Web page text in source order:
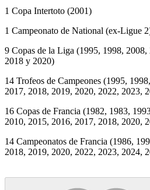
1 Copa Intertoto (2001)
1 Campeonato de National (ex-Ligue
9 Copas de la Liga (1995, 1998,
2018 y 2020)
14 Trofeos de Campeones (1995,
2017, 2018, 2019, 2020, 2022, 2023,
16 Copas de Francia (1982, 1983,
2010, 2015, 2016, 2017, 2018, 2020,
14 Campeonatos de Francia (1986,
2018, 2019, 2020, 2022, 2023, 2024,